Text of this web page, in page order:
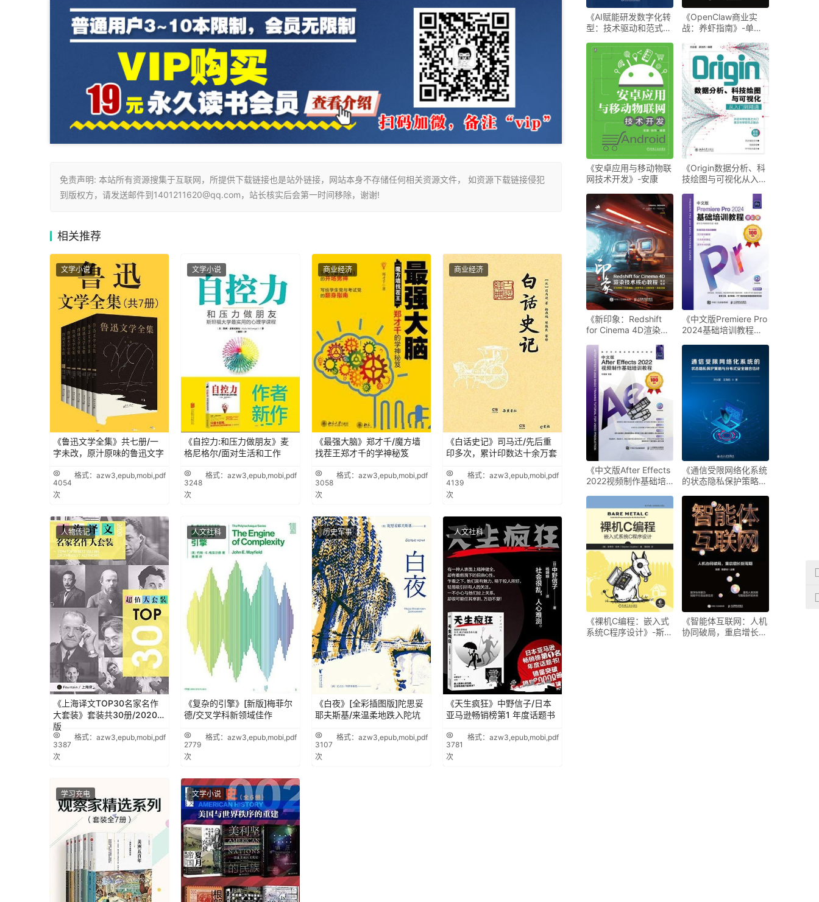
免责声明: 本站所有资源搜集于互联网，所提供下载链接也是站外链接，网站本身不存储任何相关资源文件， 如资源下载链接侵犯
到版权方，请发送邮件到1401211620@qq.com，站长核实后会第一时间移除，谢谢!
相关推荐
文学小说
《鲁迅文学全集》共七册/一
字未改，原汁原味的鲁迅文字
4054
次
格式：azw3,epub,mobi,pdf
文学小说
《自控力:和压力做朋友》麦
格尼格尔/面对生活和工作
3248
次
格式：azw3,epub,mobi,pdf
商业经济
《最强大脑》郑才千/魔方墙
找茬王郑才千的学神秘笈
3058
次
格式：azw3,epub,mobi,pdf
商业经济
《白话史记》司马迁/先后重
印多次，累计印数达十余万套
4139
次
格式：azw3,epub,mobi,pdf
人物传记
《上海译文TOP30名家名作
大套装》套装共30册/2020年
版
3387
次
格式：azw3,epub,mobi,pdf
人文社科
《复杂的引擎》[新版]梅菲尔
德/交叉学科新领域佳作
2779
次
格式：azw3,epub,mobi,pdf
历史军事
《白夜》[全彩插图版]陀思妥
耶夫斯基/来温柔地跌入陀坑
3107
次
格式：azw3,epub,mobi,pdf
人文社科
《天生疯狂》中野信子/日本
亚马逊畅销榜第1 年度话题书
3781
次
格式：azw3,epub,mobi,pdf
学习充电 文学小说
《AI赋能研发数字化转
型：技术驱动和范式重
《OpenClaw商业实
战：养虾指南》-单致
《安卓应用与移动物联
网技术开发》-安康
《Origin数据分析、科
技绘图与可视化从入门
《新印象：Redshift
for Cinema 4D渲染技
《中文版Premiere Pro
2024基础培训教程
《中文版After Effects
2022视频制作基础培
《通信受限网络化系统
的状态隐私保护策略与
计》-许大星
《裸机C编程：嵌入式
系统C程序设计》-斯蒂
《智能体互联网：人机
协同破局，重启增长新